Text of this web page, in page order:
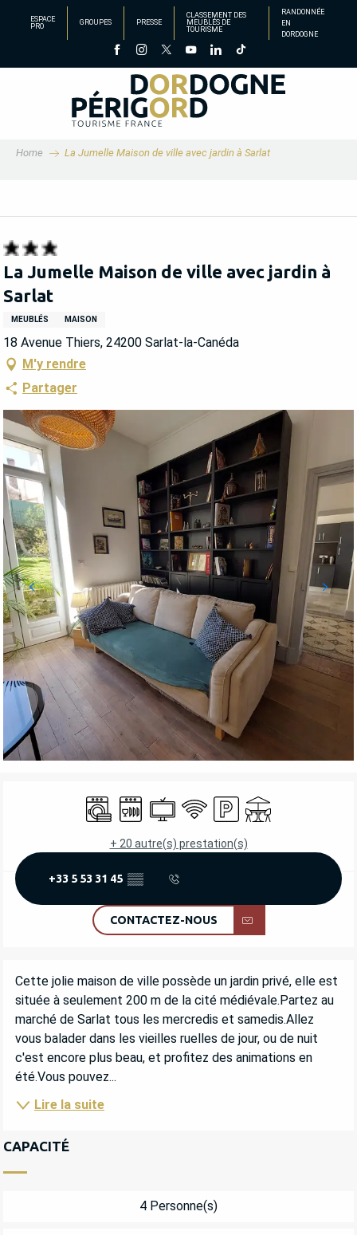
principal
ESPACE
PRO
GROUPES PRESSE
CLASSEMENT DES
MEUBLÉS DE
TOURISME
RANDONNÉE
EN
DORDOGNE
Home La Jumelle Maison de ville avec jardin à Sarlat
La Jumelle Maison de ville avec jardin à
Sarlat
MEUBLÉS MAISON
18 Avenue Thiers, 24200 Sarlat-la-Canéda
M'y rendre
Partager
OUVERTURE ET COORDONNÉES
Lave lingeLave vaisselle
Télévision
WiFi ParkingTerrasse
+ 20 autre(s) prestation(s)
+33 5 53 31 45 ▒▒
CONTACTEZ-NOUS
DESCRIPTION
Cette jolie maison de ville possède un jardin privé, elle est
située à seulement 200 m de la cité médiévale.Partez au
marché de Sarlat tous les mercredis et samedis.Allez
vous balader dans les vieilles ruelles de jour, ou de nuit
c'est encore plus beau, et profitez des animations en
été.Vous pouvez...
Lire la suite
CAPACITÉ
4 Personne(s)